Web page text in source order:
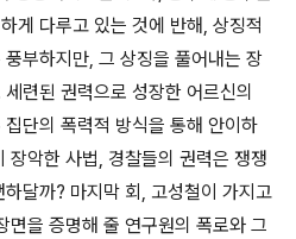
게 다루고 있는 것에 반해, 상징적
부하지만, 그 상징을 풀어내는 장
련된 권력으로 성장한 어르신의
단의 폭력적 방식을 통해 안이하
장악한 사법, 경찰들의 권력은 쟁쟁
달까? 마지막 회, 고성철이 가지고
면을 증명해 줄 연구원의 폭로와 그